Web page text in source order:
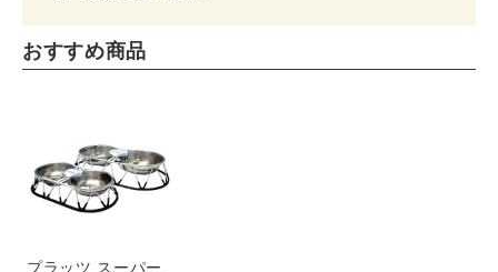
おすすめ商品
プラッツ スーパー